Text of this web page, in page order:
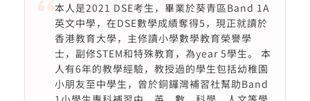
本人是2021 DSE考生，畢業於葵青區Band 1A
英文中學，在DSE數學成績奪得5，現正就讀於
香港教育大學，主修讀小學數學教育榮譽學
士，副修STEM和特殊教育，為year 5學生。 本
人有6年的教學經驗，教授過的學生包括幼稚園
小朋友至中學生，曾於銅鑼灣補習社幫助Band